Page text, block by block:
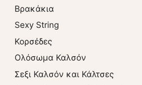
Βρακάκια
Sexy String
Κορσέδες
Ολόσωμα Καλσόν
Σεξι Καλσόν και Κάλτσες